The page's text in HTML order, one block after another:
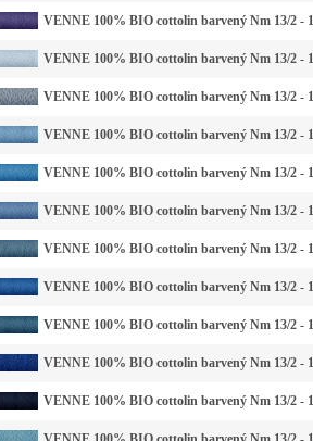
VENNE 100% BIO cottolin barvený Nm 13/2 -
VENNE 100% BIO cottolin barvený Nm 13/2 -
VENNE 100% BIO cottolin barvený Nm 13/2 -
VENNE 100% BIO cottolin barvený Nm 13/2 -
VENNE 100% BIO cottolin barvený Nm 13/2 -
VENNE 100% BIO cottolin barvený Nm 13/2 -
VENNE 100% BIO cottolin barvený Nm 13/2 -
VENNE 100% BIO cottolin barvený Nm 13/2 -
VENNE 100% BIO cottolin barvený Nm 13/2 -
VENNE 100% BIO cottolin barvený Nm 13/2 -
VENNE 100% BIO cottolin barvený Nm 13/2 -